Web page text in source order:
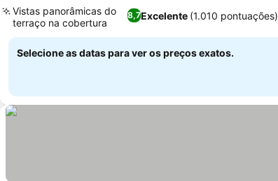
8,7Excelente (1.010 pontuações)
Vistas panorâmicas do
terraço na cobertura
Selecione as datas para ver os preços exatos.